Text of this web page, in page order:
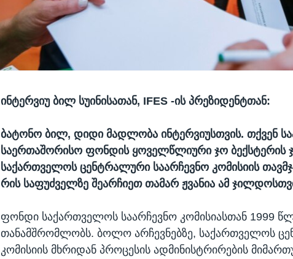
ინტერვიუ ბილ სუინისათან, IFES -ის პრეზიდენტთან:
ბატონო ბილ, დიდი მადლობა ინტერვიუსთვის. თქვენ
საერთაშორისო ფონდის ყოველწლიური ჯო
საქართველოს ცენტრალური საარჩევნო კომისიის
რის საფუძველზე შეარჩიეთ თამარ ჟვანია ამ
ფონდი საქართველოს საარჩევნო კომისიასთან 1999
თანამშრომლობს. ბოლო არჩევნებზე, საქართველოს
კომისიის მხრიდან პროცესის ადმინისტრირების